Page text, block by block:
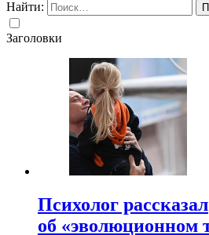
Найти:
Заголовки
Психолог рассказал
об «эволюционном